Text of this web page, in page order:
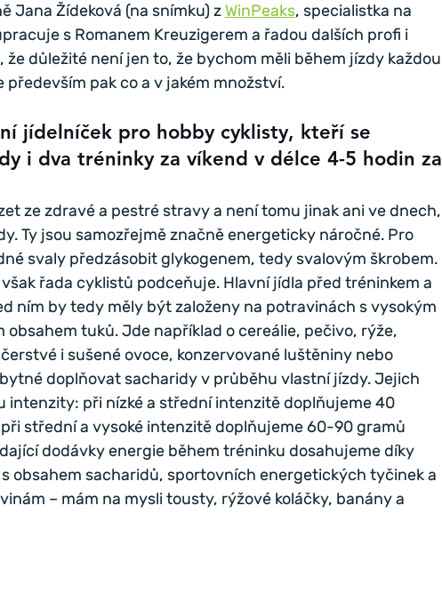
Jana Žídeková (na snímku) z WinPeaks, specialistka na
s Romanem Kreuzigerem a řadou dalších profi i
důležité není jen to, že bychom měli během jízdy každou
pak co a v jakém množství.
jídelníček pro hobby cyklisty, kteří se
i dva tréninky za víkend v délce 4-5 hodin za
ze zdravé a pestré stravy a není tomu jinak ani ve dnech,
Ty jsou samozřejmě značně energeticky náročné. Pro
svaly předzásobit glykogenem, tedy svalovým škrobem.
řada cyklistů podceňuje. Hlavní jídla před tréninkem a
ním by tedy měly být založeny na potravinách s vysokým
obsahem tuků. Jde například o cereálie, pečivo, rýže,
i sušené ovoce, konzervované luštěniny nebo
doplňovat sacharidy v průběhu vlastní jízdy. Jejich
intenzity: při nízké a střední intenzitě doplňujeme 40
střední a vysoké intenzitě doplňujeme 60-90 gramů
dodávky energie během tréninku dosahujeme díky
obsahem sacharidů, sportovních energetických tyčinek a
– mám na mysli tousty, rýžové koláčky, banány a